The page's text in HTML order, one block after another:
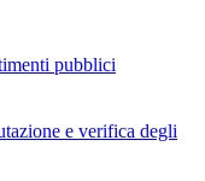
pubblici
e verifica degli